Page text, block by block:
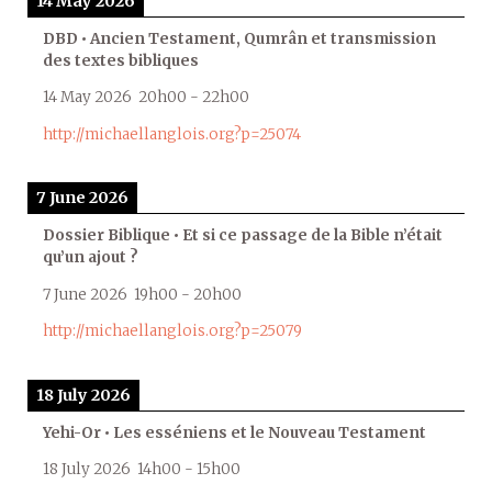
DBD • Ancien Testament, Qumrân et transmission
des textes bibliques
14 May 2026 20h00 - 22h00
http://michaellanglois.org?p=25074
7 June 2026
Dossier Biblique • Et si ce passage de la Bible n’était
qu’un ajout ?
7 June 2026 19h00 - 20h00
http://michaellanglois.org?p=25079
18 July 2026
Yehi-Or • Les esséniens et le Nouveau Testament
18 July 2026 14h00 - 15h00